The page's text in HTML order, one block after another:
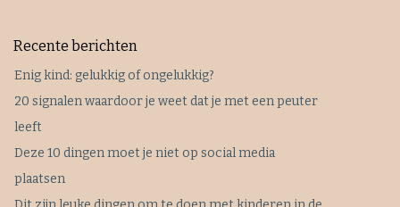
Recente berichten
Enig kind: gelukkig of ongelukkig?
20 signalen waardoor je weet dat je met een peuter
leeft
Deze 10 dingen moet je niet op social media
plaatsen